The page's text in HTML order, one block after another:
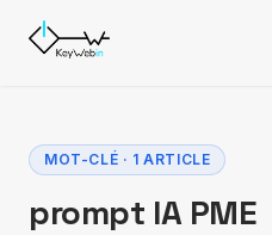
MOT-CLÉ · 1 ARTICLE
prompt IA PME